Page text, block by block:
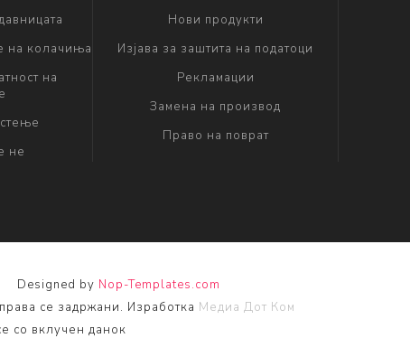
на колачиња
на
не
Нови продукти
Изјава за заштита на податоци
Рекламации
Замена на производ
Право на поврат
Designed by Nop-Templates.com
се задржани. Изработка Медиа Дот Ком
со вклучен данок